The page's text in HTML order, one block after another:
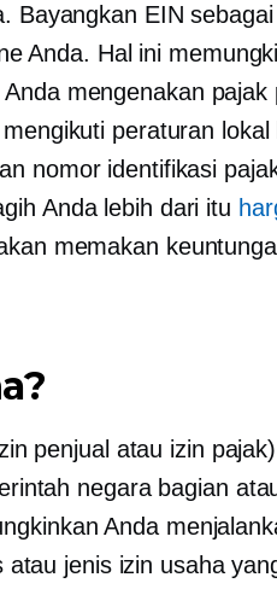
Bayangkan EIN
Anda. Hal ini
mengenakan pajak
peraturan lokal
nomor identifikasi
Anda lebih dari itu
memakan
penjual atau izin
negara bagian
Anda
jenis izin usaha